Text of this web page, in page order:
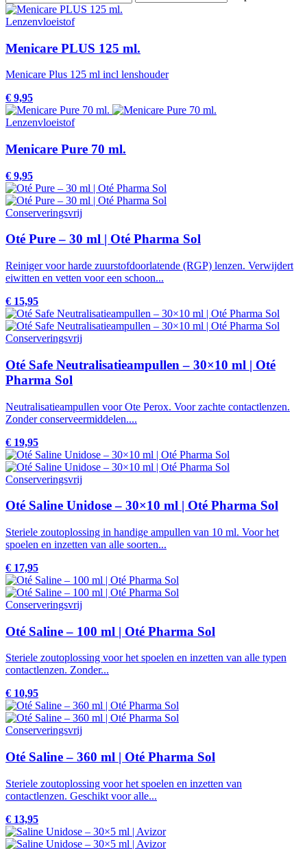
Lenzenvloeistof
Menicare PLUS 125 ml.
Menicare Plus 125 ml incl lenshouder
€ 9,95
Lenzenvloeistof
Menicare Pure 70 ml.
€ 9,95
Conserveringsvrij
Oté Pure – 30 ml | Oté Pharma Sol
Reiniger voor harde zuurstofdoorlatende (RGP) lenzen. Verwijdert
eiwitten en vetten voor een schoon...
€ 15,95
Conserveringsvrij
Oté Safe Neutralisatieampullen – 30×10 ml | Oté
Pharma Sol
Neutralisatieampullen voor Ote Perox. Voor zachte contactlenzen.
Zonder conserveermiddelen....
€ 19,95
Conserveringsvrij
Oté Saline Unidose – 30×10 ml | Oté Pharma Sol
Steriele zoutoplossing in handige ampullen van 10 ml. Voor het
spoelen en inzetten van alle soorten...
€ 17,95
Conserveringsvrij
Oté Saline – 100 ml | Oté Pharma Sol
Steriele zoutoplossing voor het spoelen en inzetten van alle typen
contactlenzen. Zonder...
€ 10,95
Conserveringsvrij
Oté Saline – 360 ml | Oté Pharma Sol
Steriele zoutoplossing voor het spoelen en inzetten van
contactlenzen. Geschikt voor alle...
€ 13,95